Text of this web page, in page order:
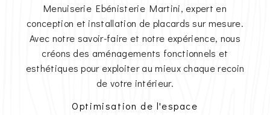
Menuiserie Ebénisterie Martini, expert en
conception et installation de placards sur mesure.
Avec notre savoir-faire et notre expérience, nous
créons des aménagements fonctionnels et
esthétiques pour exploiter au mieux chaque recoin
de votre intérieur.
Optimisation de l'espace